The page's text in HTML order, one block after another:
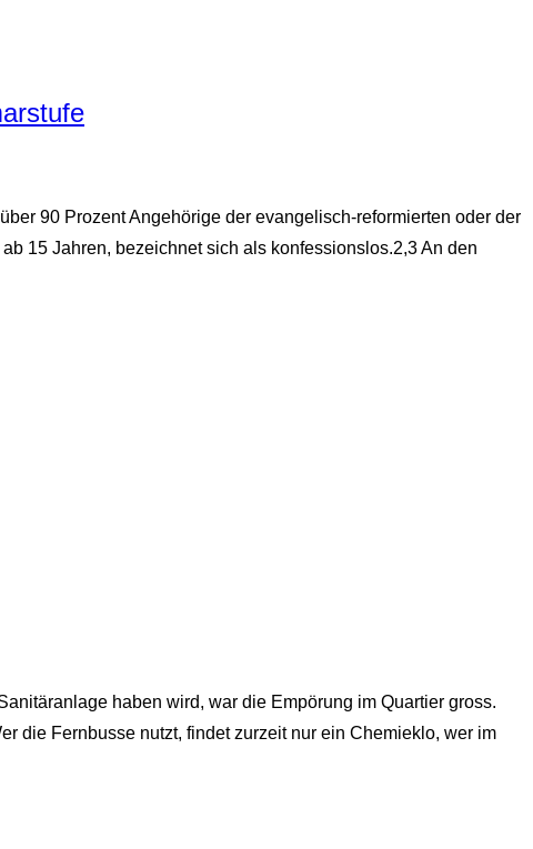
90 Prozent Angehörige der evangelisch-reformierten oder der
15 Jahren, bezeichnet sich als konfessionslos.2,3 An den
haben wird, war die Empörung im Quartier gross.
die Fernbusse nutzt, findet zurzeit nur ein Chemieklo, wer im